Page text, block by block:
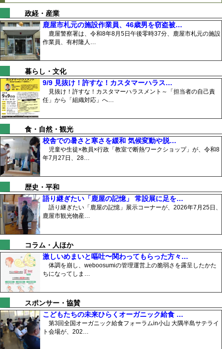
政経・産業
鹿屋市札元の施設作業員、46歳男を窃盗被…
鹿屋警察署は、令和8年8月5日午後零時37分、鹿屋市札元の施設
作業員、有村隆人…
暮らし・文化
9/9 見抜け！許すな！カスタマーハラス…
見抜け！許すな！カスタマーハラスメント～「担当者の自己責
任」から「組織対応」へ…
食・自然・観光
校舎での暑さと寒さを緩和 気候変動や脱…
児童や生徒×教員×行政「教室で断熱ワークショップ」が、令和8
年7月27日、28…
歴史・平和
語り継ぎたい「鹿屋の記憶」 常設展に足を…
語り継ぎたい「鹿屋の記憶」展示コーナーが、2026年7月25日、
鹿屋市観光物産…
コラム・人ほか
激しいめまいと嘔吐〜関わってもらった方々…
体調を崩し、weboosumiの管理運営上の脆弱さを露呈したかた
ちになってしま…
スポンサー・協賛
こどもたちの未来ひらくオーガニック給食 …
第3回全国オーガニック給食フォーラムin小山 大隅半島サテライ
ト会場が、202…